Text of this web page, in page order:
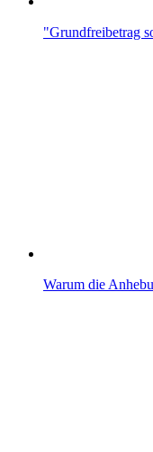
"Grundfreibetrag
Warum die